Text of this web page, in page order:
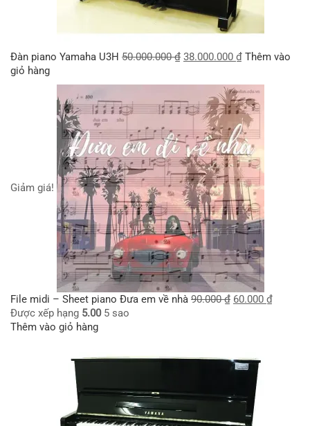
Đàn piano Yamaha U3H 50.000.000₫ 38.000.000 ₫ Thêm vào
giỏ hàng
Giảm giá!
File midi – Sheet piano Đưa em về nhà 90.000₫ 60.000 ₫
Được xếp hạng 5.005 sao
Thêm vào giỏ hàng